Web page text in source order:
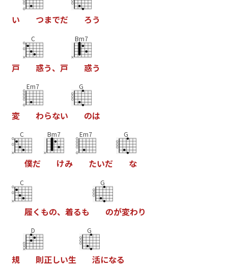
い つまでだ ろう
戸
C
惑う、 戸
Bm7
惑う
変
Em7
わらない
G
のは
C
僕だ
Bm7
けみ
Em7
たいだ
G
な
C
履く もの、 着るも
G
のが変わり
規
D
則正しい生
G
活になる